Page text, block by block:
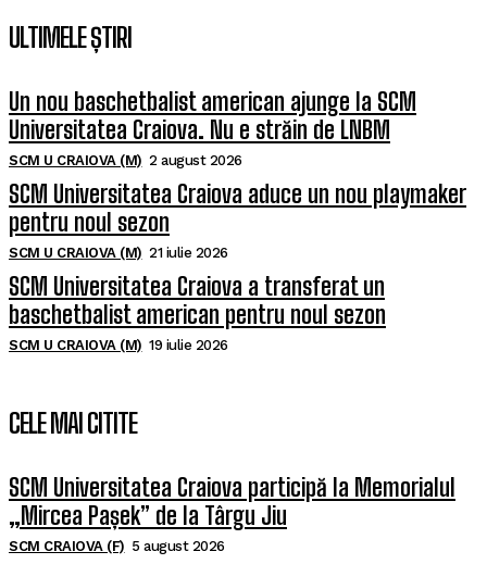
ULTIMELE ȘTIRI
Un nou baschetbalist american ajunge la SCM
Universitatea Craiova. Nu e străin de LNBM
SCM U CRAIOVA (M) 2 august 2026
SCM Universitatea Craiova aduce un nou playmaker
pentru noul sezon
SCM U CRAIOVA (M) 21 iulie 2026
SCM Universitatea Craiova a transferat un
baschetbalist american pentru noul sezon
SCM U CRAIOVA (M) 19 iulie 2026
CELE MAI CITITE
SCM Universitatea Craiova participă la Memorialul
„Mircea Pașek” de la Târgu Jiu
SCM CRAIOVA (F) 5 august 2026